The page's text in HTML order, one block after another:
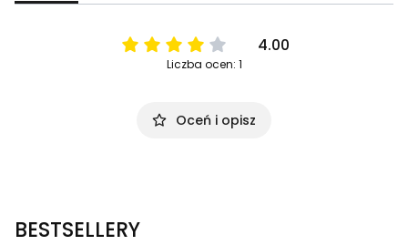
4.00
Liczba ocen: 1
Oceń i opisz
BESTSELLERY